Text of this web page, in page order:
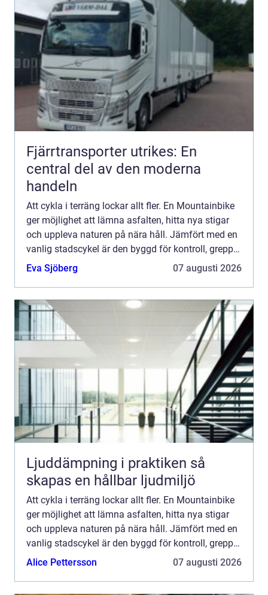
Fjärrtransporter utrikes: En
central del av den moderna
handeln
Att cykla i terräng lockar allt fler. En Mountainbike
ger möjlighet att lämna asfalten, hitta nya stigar
och uppleva naturen på nära håll. Jämfört med en
vanlig stadscykel är den byggd för kontroll, grepp
och hållbarhet när underlaget blir stökigt, b...
Eva Sjöberg 07 augusti 2026
Ljuddämpning i praktiken så
skapas en hållbar ljudmiljö
Att cykla i terräng lockar allt fler. En Mountainbike
ger möjlighet att lämna asfalten, hitta nya stigar
och uppleva naturen på nära håll. Jämfört med en
vanlig stadscykel är den byggd för kontroll, grepp
och hållbarhet när underlaget blir stökigt, b...
Alice Pettersson 07 augusti 2026